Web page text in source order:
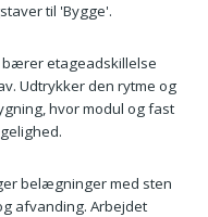
til 'Bygge'.
etageadskillelse
Udtrykker den rytme og
hvor modul og fast
belægninger med sten
afvanding. Arbejdet